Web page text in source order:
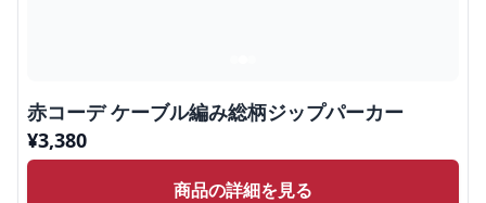
赤コーデ ケーブル編み総柄ジップパーカー
¥3,380
商品の詳細を見る